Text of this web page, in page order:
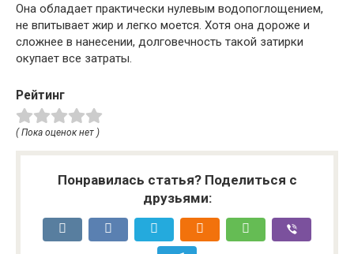
Она обладает практически нулевым водопоглощением,
не впитывает жир и легко моется. Хотя она дороже и
сложнее в нанесении, долговечность такой затирки
окупает все затраты.
Рейтинг
( Пока оценок нет )
Понравилась статья? Поделиться с
друзьями: